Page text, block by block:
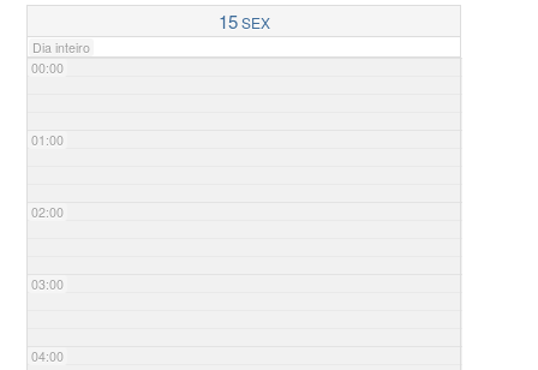
15SEX
Dia inteiro
00:00
01:00
02:00
03:00
04:00